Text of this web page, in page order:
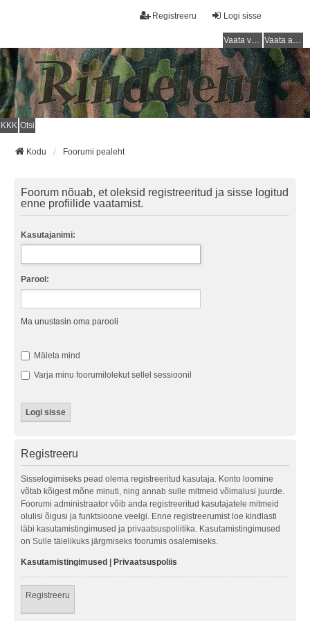
Logi sisse
Registreeru
Vaata vastamata teemasi Vaata aktiivseid teemasid
KKK Otsi
Kodu Foorumi pealeht
Foorum nõuab, et oleksid registreeritud ja sisse logitud
enne profiilide vaatamist.
Kasutajanimi:
Parool:
Ma unustasin oma parooli
Mäleta mind
Varja minu foorumilolekut sellel sessioonil
Registreeru
Sisselogimiseks pead olema registreeritud kasutaja. Konto loomine
võtab kõigest mõne minuti, ning annab sulle mitmeid võimalusi juurde.
Foorumi administraator võib anda registreeritud kasutajatele mitmeid
olulisi õigusi ja funktsioone veelgi. Enne registreerumist loe kindlasti
läbi kasutamistingimused ja privaatsuspoliitika. Kasutamistingimused
on Sulle täielikuks järgmiseks foorumis osalemiseks.
Kasutamistingimused Privaatsuspoliis
Registreeru